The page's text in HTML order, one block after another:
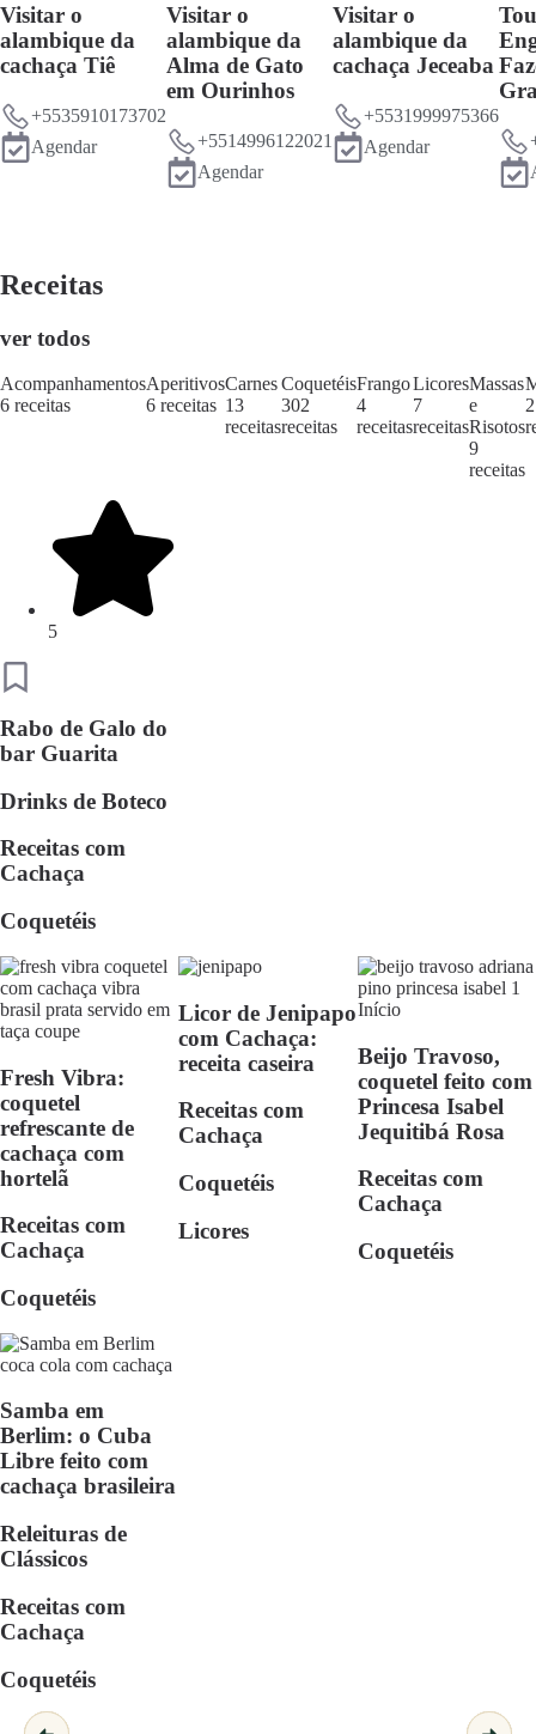
Visitar o
alambique da
cachaça Tiê
+5535910173702
Agendar
Visitar o
alambique da
Alma de Gato
em Ourinhos
+5514996122021
Agendar
Visitar o
alambique da
cachaça Jeceaba
+5531999975366
Agendar
Receitas
ver todos
Acompanhamentos
6 receitas
Aperitivos
6 receitas
Carnes
13
receitas
Coquetéis
302
receitas
Frango
4
receitas
Licores
7
receitas
Massas
e
Risotos
9
receitas
2
5
Rabo de Galo do
bar Guarita
Drinks de Boteco
Receitas com
Cachaça
Coquetéis
Fresh Vibra:
coquetel
refrescante de
cachaça com
hortelã
Receitas com
Cachaça
Coquetéis
Licor de Jenipapo
com Cachaça:
receita caseira
Receitas com
Cachaça
Coquetéis
Licores
Beijo Travoso,
coquetel feito com
Princesa Isabel
Jequitibá Rosa
Receitas com
Cachaça
Coquetéis
Samba em
Berlim: o Cuba
Libre feito com
cachaça brasileira
Releituras de
Clássicos
Receitas com
Cachaça
Coquetéis